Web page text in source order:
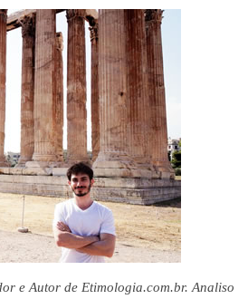
e Autor de Etimologia.com.br. Analiso